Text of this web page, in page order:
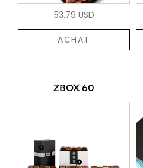
53.79 USD
ACHAT
ZBOX 60